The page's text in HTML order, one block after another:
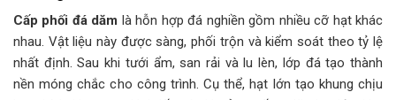
Cấp phối đá dăm là hỗn hợp đá nghiền gồm nhiều cỡ hạt khác
nhau. Vật liệu này được sàng, phối trộn và kiểm soát theo tỷ lệ
nhất định. Sau khi tưới ẩm, san rải và lu lèn, lớp đá tạo thành
nền móng chắc cho công trình. Cụ thể, hạt lớn tạo khung chịu